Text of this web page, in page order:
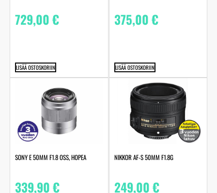
729,00€
LISÄÄ OSTOSKORIIN
375,00€
LISÄÄ OSTOSKORIIN
SONY E 50MM F1.8 OSS, HOPEA
339,90€
NIKKOR AF-S 50MM F1.8G
249,00€